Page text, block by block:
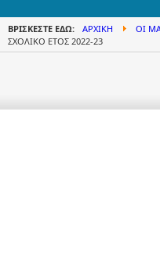
ΒΡΊΣΚΕΣΤΕ ΕΔΏ: ΑΡΧΙΚΉ ΟΙ
ΣΧΟΛΙΚΌ ΈΤΟΣ 2022-23